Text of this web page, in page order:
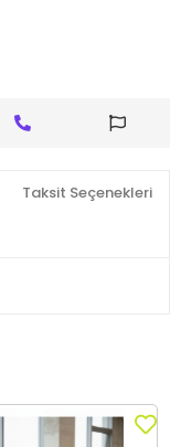
Taksit Seçenekleri